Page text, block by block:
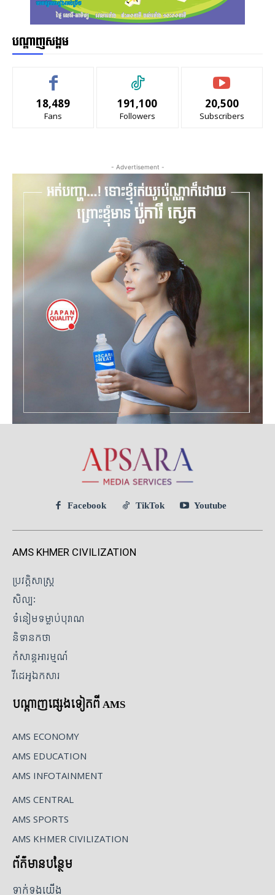
បណ្ដាញសង្គម
18,489
Fans
191,100
Followers
20,500
Subscribers
- Advertisement -
Facebook TikTok Youtube
AMS KHMER CIVILIZATION
ប្រវត្តិសាស្ត្រ
សិល្បៈ
ទំនៀមទម្លាប់បុរាណ
និទានកថា
កំសាន្តអារម្មណ៍
វីដេអូឯកសារ
បណ្ដាញផ្សេងទៀតពី AMS
AMS ECONOMY
AMS EDUCATION
AMS INFOTAINMENT
AMS CENTRAL
AMS SPORTS
AMS KHMER CIVILIZATION
ព័ត៌មានបន្ថែម
ទាក់ទងយើង